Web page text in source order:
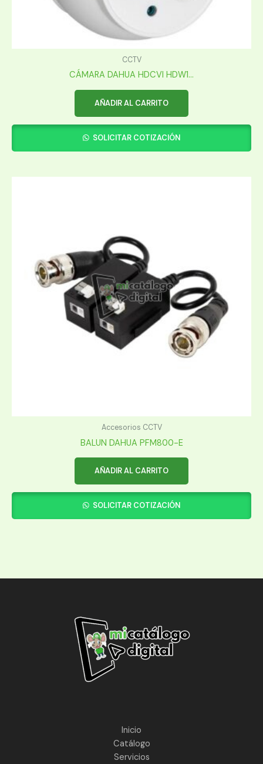
CCTV
CÁMARA DAHUA HDCVI HDW1...
AÑADIR AL CARRITO
SOLICITAR COTIZACIÓN
Accesorios CCTV
BALUN DAHUA PFM800-E
AÑADIR AL CARRITO
SOLICITAR COTIZACIÓN
Inicio
Catálogo
Servicios